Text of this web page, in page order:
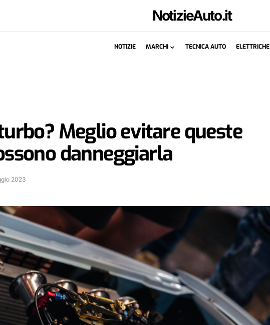
NotizieAuto.it
NOTIZIE MARCHI TECNICA AUTO ELETTRICHE
Meglio evitare queste
danneggiarla
2023